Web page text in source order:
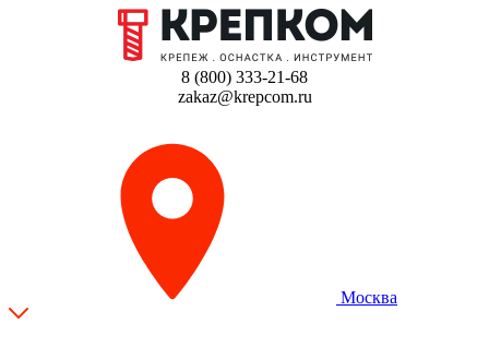
8 (800) 333-21-68
zakaz@krepcom.ru
Москва